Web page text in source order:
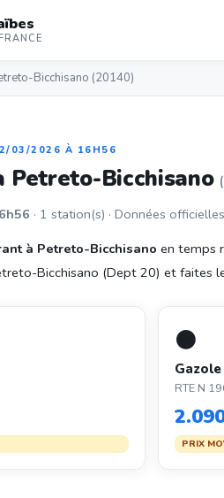
Bicchisano (20140)
03/2026 À 16H56
Petreto-Bicchisano
· 1 station(s) · Données officielles
à Petreto-Bicchisano en temps
Bicchisano (Dept 20) et faites
⚫
Gazole
RTE N
PRIX